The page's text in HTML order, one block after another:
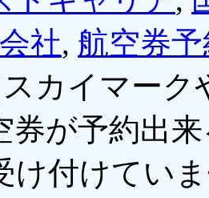
社, 航空券
カイマー
券が予約出
け付けてい